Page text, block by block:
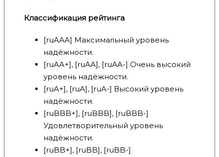
Классификация рейтинга
[ruAAA] Максимальный уровень
надёжности.
[ruAA+], [ruAA], [ruAA-] Очень высокий
уровень надёжности.
[ruA+], [ruA], [ruA-] Высокий уровень
надёжности.
[ruBBB+], [ruBBB], [ruBBB-]
Удовлетворительный уровень
надёжности.
[ruBB+], [ruBB], [ruBB-]